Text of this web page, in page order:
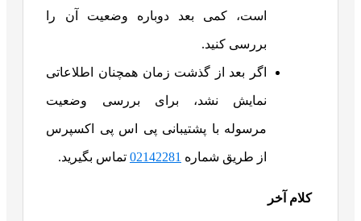
است، کمی بعد دوباره وضعیت آن را
بررسی کنید.
اگر بعد از گذشت زمان همچنان اطلاعاتی
نمایش نشد، برای بررسی وضعیت
مرسوله با پشتیبانی پی‌ اس‌ پی اکسپرس
از طریق شماره 02142281 تماس بگیرید.
کلام آخر